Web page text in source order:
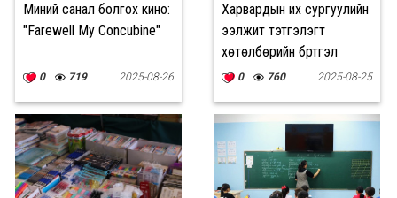
Миний санал болгох кино:
"Farewell My Concubine"
0 719 2025-08-26
Харвардын их сургуулийн
ээлжит тэтгэлэгт
хөтөлбөрийн бүртгэл
эхэллээ
0 760 2025-08-25